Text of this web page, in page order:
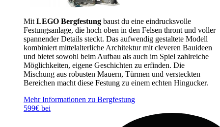
Mit LEGO Bergfestung baust du eine eindrucksvolle
Festungsanlage, die hoch oben in den Felsen thront und voller
spannender Details steckt. Das aufwendig gestaltete Modell
kombiniert mittelalterliche Architektur mit cleveren Bauideen
und bietet sowohl beim Aufbau als auch im Spiel zahlreiche
Möglichkeiten, eigene Geschichten zu erfinden. Die
Mischung aus robusten Mauern, Türmen und versteckten
Bereichen macht diese Festung zu einem echten Hingucker.
Mehr Informationen zu Bergfestung
599€ bei